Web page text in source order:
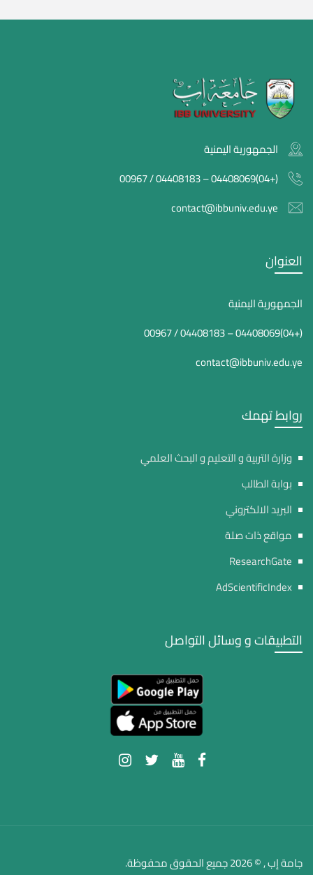
الجمهورية اليمنية
(+04)04408069 – 04408183 / 00967
contact@ibbuniv.edu.ye
العنوان
الجمهورية اليمنية
(+04)04408069 – 04408183 / 00967
contact@ibbuniv.edu.ye
روابط تهمك
وزارة التربية و التعليم و البحث العلمي
بوابة الطالب
البريد الالكتروني
مواقع ذات صلة
ResearchGate
AdScientificIndex
التطبيقات و وسائل التواصل
جامة إب , © 2026 جميع الحقوق محفوظة.